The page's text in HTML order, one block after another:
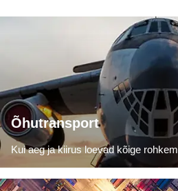
Õhutransport
Kui aeg ja kiirus loevad kõige rohkem